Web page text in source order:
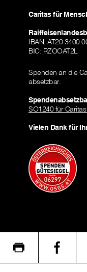
Caritas für
IBAN: AT20 3400
BIC: RZOOAT2L
Spenden an die
absetzbar.
SO1240 für
Vielen Dank für